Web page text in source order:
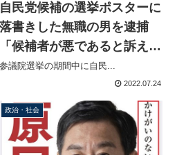
自民党候補の選挙ポスターに
落書きした無職の男を逮捕
「候補者が悪であると訴えた
かった」
参議院選挙の期間中に自民...
2022.07.24
政治・社会